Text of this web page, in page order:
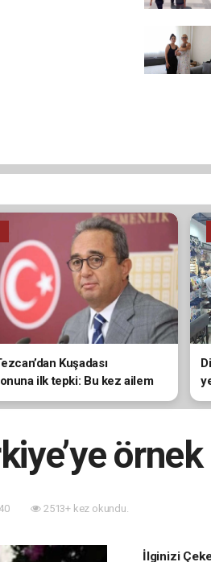
Kuşadası
ilk tepki: Bu kez ailem
hedef alındı
2513+ kez okundu.
İlginizi